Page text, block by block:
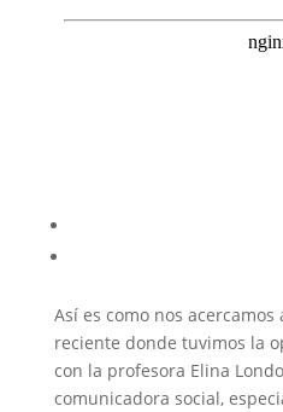
Así es como nos
reciente donde tuvimos la
con la profesora Elina
comunicadora social,